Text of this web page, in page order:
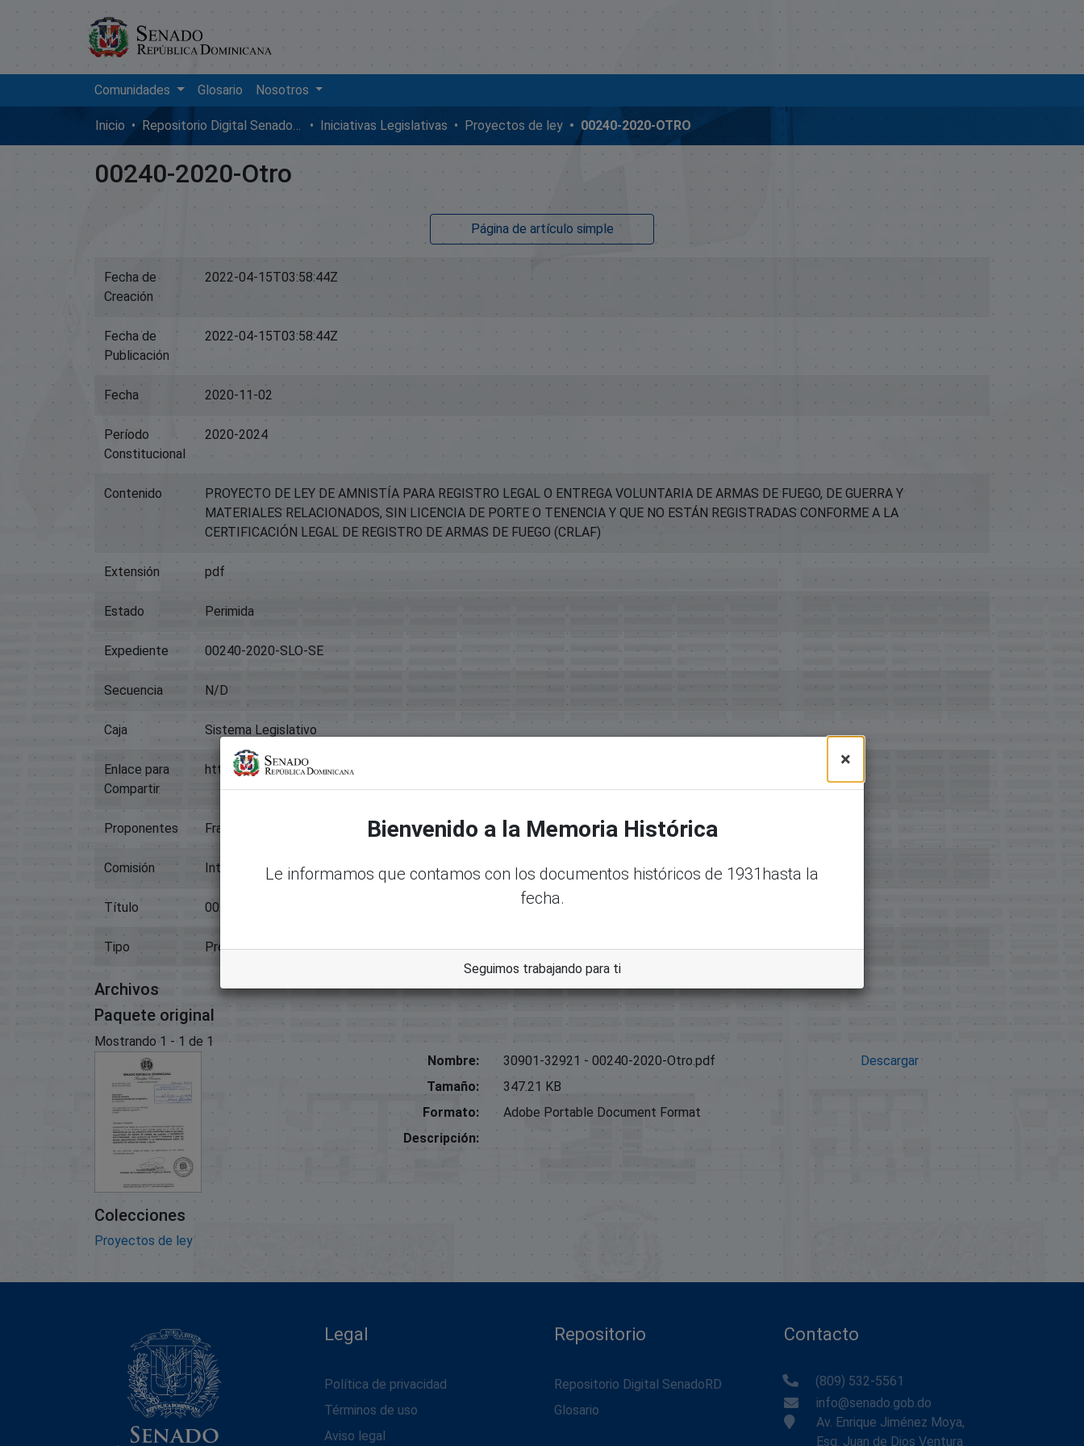
Comunidades Glosario Nosotros
Inicio Repositorio Digital SenadoRD Iniciativas Legislativas Proyectos de ley 00240-2020-OTRO
00240-2020-Otro
Página de artículo simple
Fecha de
Creación
2022-04-15T03:58:44Z
Fecha de
Publicación
2022-04-15T03:58:44Z
Fecha 2020-11-02
Período
Constitucional
2020-2024
Contenido
PROYECTO DE LEY DE AMNISTÍA PARA REGISTRO LEGAL O ENTREGA VOLUNTARIA DE ARMAS DE FUEGO, DE GUERRA Y
MATERIALES RELACIONADOS, SIN LICENCIA DE PORTE O TENENCIA Y QUE NO ESTÁN REGISTRADAS CONFORME A LA
CERTIFICACIÓN LEGAL DE REGISTRO DE ARMAS DE FUEGO (CRLAF)
Extensión pdf
Estado Perimida
Expediente 00240-2020-SLO-SE
Secuencia N/D
Caja Sistema Legislativo
Enlace para
Compartir
https://memoriahistorica.senadord.gob.do/handle/123456789/11567
Proponentes Franklin Martín Romero Morillo
Comisión Interior Y Policia Y Seguridad Ciudadana;
Título 00240-2020-Otro
Tipo Proyectos De Ley
Archivos
Paquete original
Mostrando 1 - 1 de 1
Nombre:
30901-32921 - 00240-2020-Otro.pdf
Tamaño:
347.21 KB
Formato:
Adobe Portable Document Format
Descripción:
Descargar
Colecciones
Proyectos de ley
Legal
Política de privacidad
Términos de uso
Aviso legal
Repositorio
Repositorio Digital SenadoRD
Glosario
Contacto
(809) 532-5561
info@senado.gob.do
Av. Enrique Jiménez Moya,
Esq. Juan de Dios Ventura
×
Bienvenido a la Memoria Histórica
Le informamos que contamos con los documentos históricos de 1931hasta la
fecha.
Seguimos trabajando para ti